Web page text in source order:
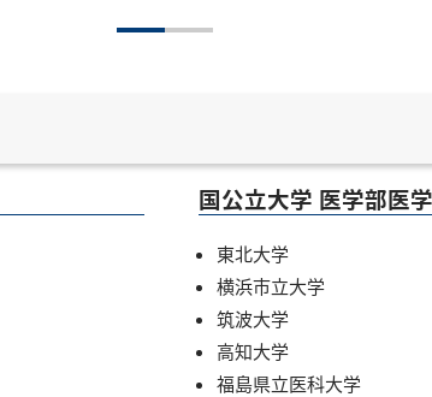
国公立大学 医学部医
東北大学
横浜市立大学
筑波大学
高知大学
福島県立医科大学